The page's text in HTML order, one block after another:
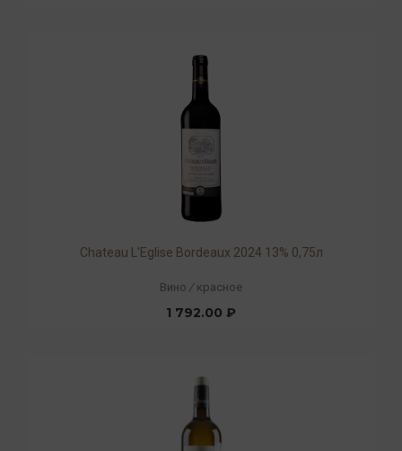
Chateau L'Eglise Bordeaux 2024 13% 0,75л
Вино / красное
1 792.00 ₽